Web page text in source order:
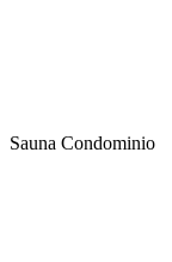
Sauna Condominio